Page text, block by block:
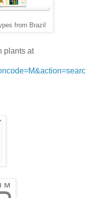
from Brazil
plants at